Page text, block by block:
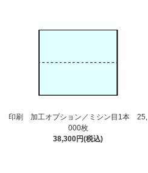
印刷 加工オプション／ミシン目1本 25,
000枚
38,300円(税込)